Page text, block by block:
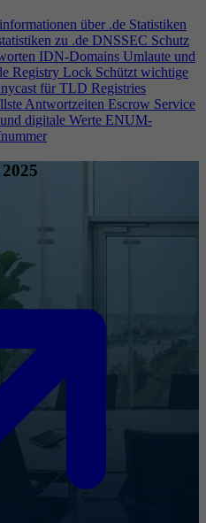
über .de Statistiken
zu .de DNSSEC Schutz
IDN-Domains Umlaute und
Registry Lock Schützt wichtige
für TLD Registries
Antwortzeiten Escrow Service
digitale Werte ENUM-